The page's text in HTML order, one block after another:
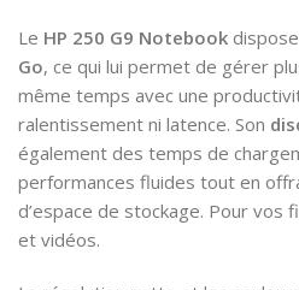
Le HP 250 G9 Notebook dispose
Go, ce qui lui permet de gérer
même temps avec une
ralentissement ni latence. Son
également des temps de
performances fluides tout en
d’espace de stockage. Pour vos
et vidéos.